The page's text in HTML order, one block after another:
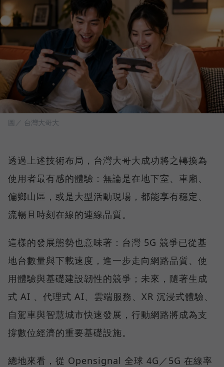
圖／ 台灣大哥大
透過上述技術布局，台灣大哥大成功將之轉換為
使用者最有感的體驗：無論是在地下室、車廂、
偏鄉山區，或是大型活動現場，都能享有穩定、
流暢且時刻在線的連線品質。
這樣的發展態勢也意味著：台灣 5G 競爭已從基
地台數量與下載速度，進一步走向網路品質、使
用體驗與基礎建設韌性的競爭；未來，隨著生成
式 AI 、代理式 AI、雲端服務、XR 沉浸式體驗、
自駕車與智慧城市快速發展，行動網路將成為支
撐數位經濟的重要基礎設施。
總地來看，從 Opensignal 全球 4G／5G 在線率